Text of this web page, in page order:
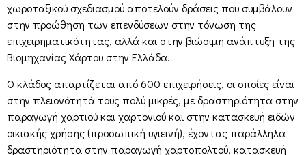
χωροταξικού σχεδιασμού αποτελούν δράσεις που συμβάλουν
στην προώθηση των επενδύσεων στην τόνωση της
επιχειρηματικότητας, αλλά και στην βιώσιμη ανάπτυξη της
Βιομηχανίας Χάρτου στην Ελλάδα.
Ο κλάδος απαρτίζεται από 600 επιχειρήσεις, οι οποίες είναι
στην πλειονότητά τους πολύ μικρές, με δραστηριότητα στην
παραγωγή χαρτιού και χαρτονιού και στην κατασκευή ειδών
οικιακής χρήσης (προσωπική υγιεινή), έχοντας παράλληλα
δραστηριότητα στην παραγωγή χαρτοπολτού, κατασκευή